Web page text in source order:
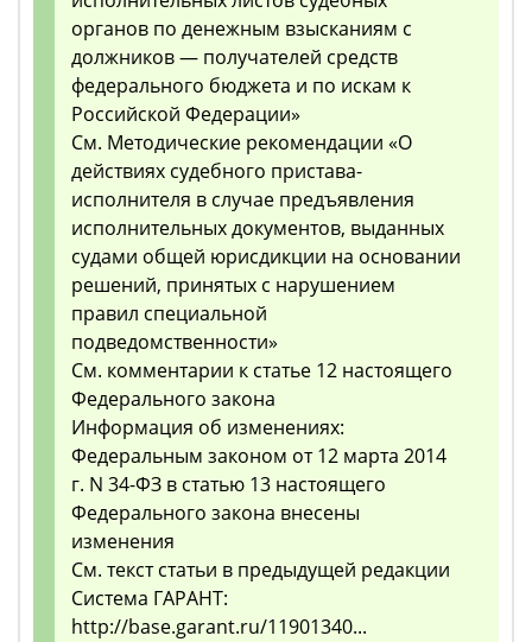
органов по денежным взысканиям с
должников — получателей средств
федерального бюджета и по искам к
Российской Федерации»
См. Методические рекомендации «О
действиях судебного пристава-
исполнителя в случае предъявления
исполнительных документов, выданных
судами общей юрисдикции на основании
решений, принятых с нарушением
правил специальной
подведомственности»
См. комментарии к статье 12 настоящего
Федерального закона
Информация об изменениях:
Федеральным законом от 12 марта 2014
г. N 34-ФЗ в статью 13 настоящего
Федерального закона внесены
изменения
См. текст статьи в предыдущей редакции
Система ГАРАНТ:
http://base.garant.ru/11901340...